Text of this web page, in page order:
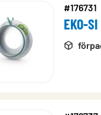
#176731
EKO-